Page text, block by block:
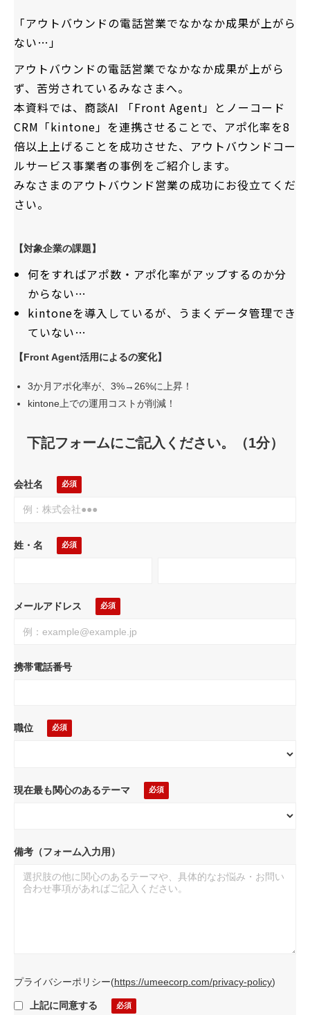
「アウトバウンドの電話営業でなかなか成果が上がら
ない…」
アウトバウンドの電話営業でなかなか成果が上がら
ず、苦労されているみなさまへ。
本資料では、商談AI 「Front Agent」とノーコード
CRM「kintone」を連携させることで、アポ化率を8
倍以上上げることを成功させた、アウトバウンドコー
ルサービス事業者の事例をご紹介します。
みなさまのアウトバウンド営業の成功にお役立てくだ
さい。
【対象企業の課題】
何をすればアポ数・アポ化率がアップするのか分
からない…
kintoneを導入しているが、うまくデータ管理でき
ていない…
【Front Agent活用によるの変化】
3か月アポ化率が、3%→26%に上昇！
kintone上での運用コストが削減！
下記フォームにご記入ください。（1分）
会社名
姓・名
メールアドレス
携帯電話番号
職位
現在最も関心のあるテーマ
備考（フォーム入力用）
プライバシーポリシー(https://umeecorp.com/privacy-policy)
上記に同意する